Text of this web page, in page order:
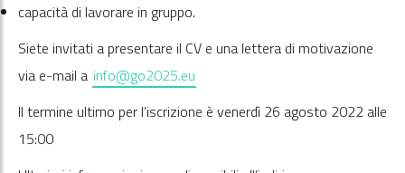
capacità di lavorare in gruppo.
Siete invitati a presentare il CV e una lettera di motivazione
via e-mail a info@go2025.eu
Il termine ultimo per l’iscrizione è venerdì 26 agosto 2022 alle
15:00